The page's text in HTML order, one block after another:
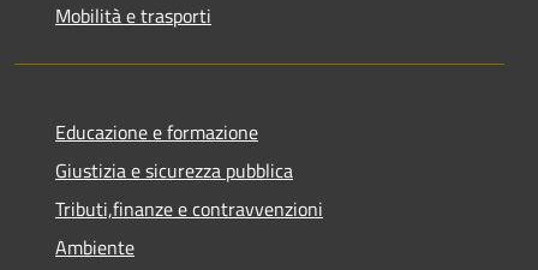
Mobilità e trasporti
Educazione e formazione
Giustizia e sicurezza pubblica
Tributi,finanze e contravvenzioni
Ambiente